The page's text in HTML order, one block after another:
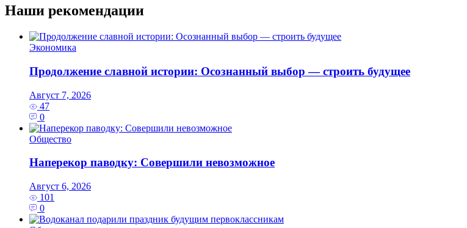
Наши рекомендации
Экономика
Продолжение славной истории: Осознанный выбор — строить будущее
Август 7, 2026
47
0
Общество
Наперекор паводку: Совершили невозможное
Август 6, 2026
101
0